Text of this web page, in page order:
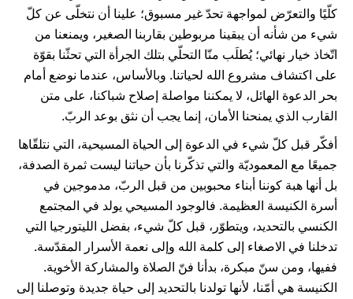
كلّيًا والتعرّض لمواجهة تحدّ غير مسبوق؛ علينا أن نتخلّى عن كلّ
شيء من شأنه أن يبقينا مربوطين بقاربنا الصغير، ويمنعنا من
اتّخاذ خيار نهائي؛ يُطلَب منّا التحلّي بتلك الجرأة التي تحثّنا بقوّة
على اكتشاف مشروع الله لحياتنا. وبالأساس، عندما نوضع أمام
بحر الدعوة الهائل، لا يمكننا مواصلة إصلاح شباكنا، على متن
القارب الذي يمنحنا الأمان، إنما يجب أن نثق بوعد الربّ.
أفكّر قبل كلّ شيء في الدعوة إلى الحياة المسيحية، التي نتلقّاها
جميعًا مع المعموديّة والتي تذكّرنا بأن حياتنا ليست ثمرة الصدفة،
بل أنها هبة كوننا أبناء محبوبين من قبل الربّ، مدموجين في
أسرة الكنيسة العظيمة. فالوجود المسيحي يولد في المجتمع
الكنسي بالتحديد، ويتطوّر، قبل كلّ شيء، بفضل الليتورجيا التي
تدخلنا في الاصغاء إلى كلمة الله وإلى نعمة الأسرار المقدّسة.
ففيها، ومن سنّ مبكرة، بدأنا فنّ الصلاة والمشاركة الأخوية.
الكنيسة هي أمّنا، لأنها تولدنا بالتحديد إلى حياة جديدة وتوصلنا إلى